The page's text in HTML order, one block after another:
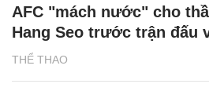
THỂ THAO
AFC "mách nước" cho
Hang Seo trước trận đấu